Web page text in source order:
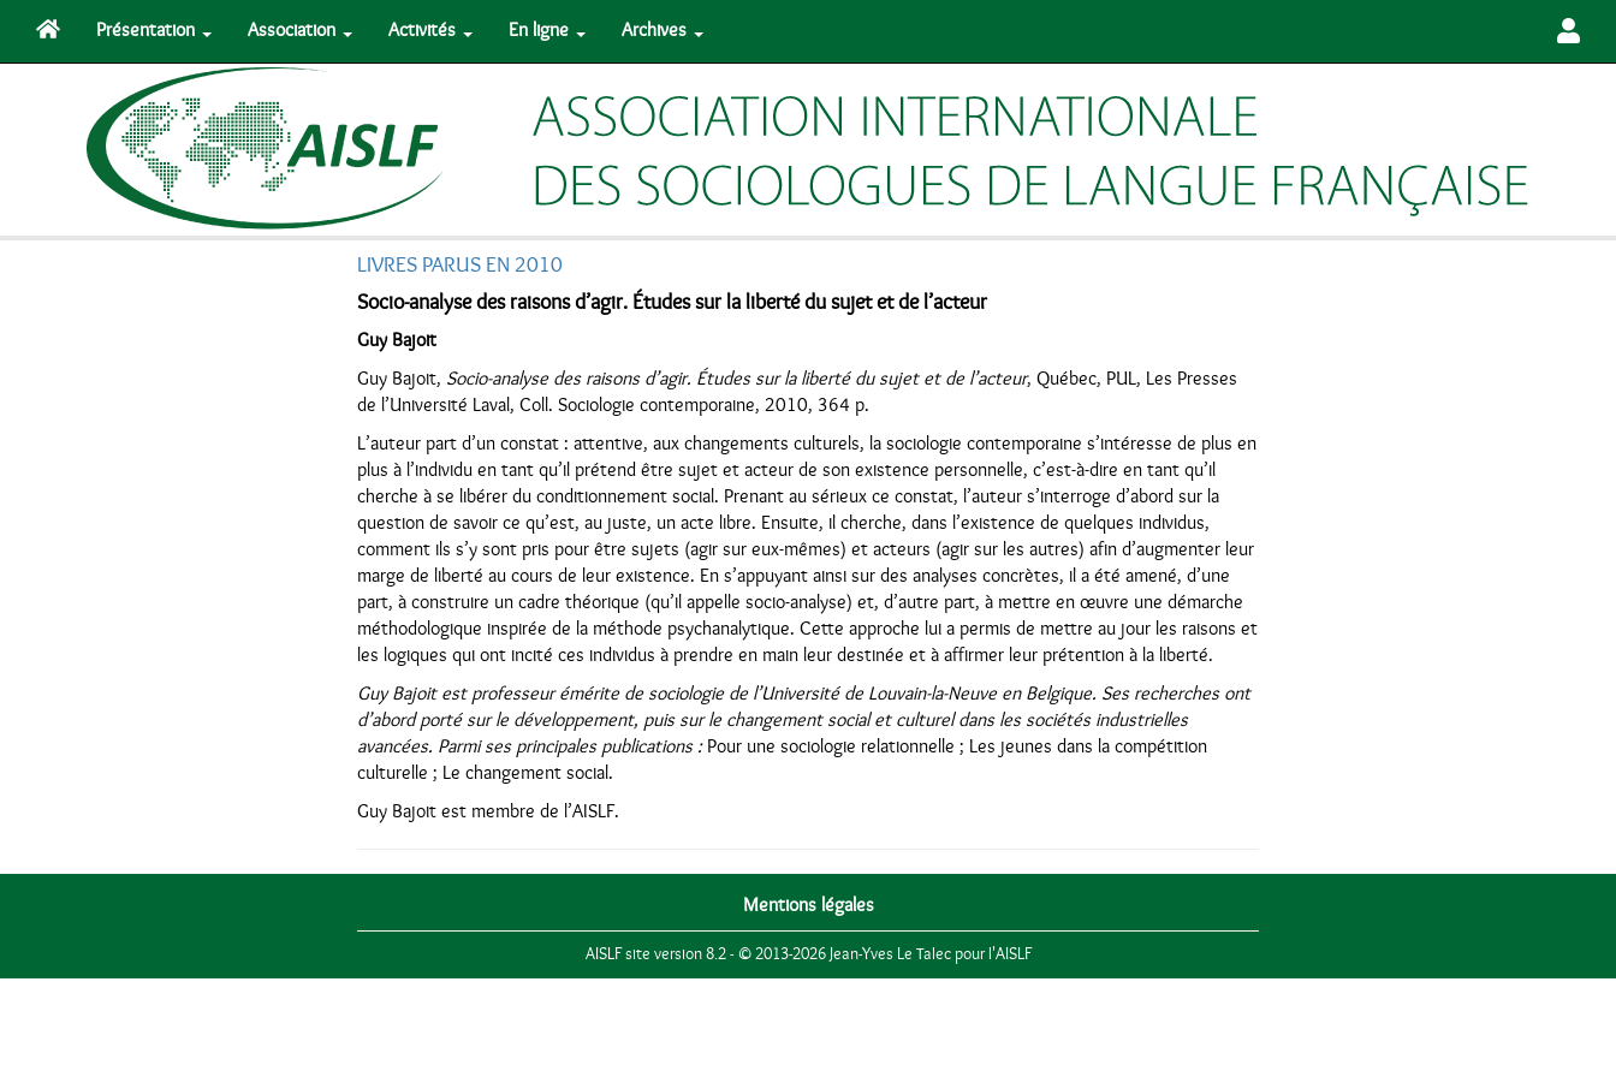
Présentation Association Activités En ligne Archives
LIVRES PARUS EN 2010
Socio-analyse des raisons d’agir. Études sur la liberté du sujet et de l’acteur
Guy Bajoit
Guy Bajoit, Socio-analyse des raisons d’agir. Études sur la liberté du sujet et de l’acteur, Québec, PUL, Les Presses
de l’Université Laval, Coll. Sociologie contemporaine, 2010, 364 p.
L’auteur part d’un constat : attentive, aux changements culturels, la sociologie contemporaine s’intéresse de plus en
plus à l’individu en tant qu’il prétend être sujet et acteur de son existence personnelle, c’est-à-dire en tant qu’il
cherche à se libérer du conditionnement social. Prenant au sérieux ce constat, l’auteur s’interroge d’abord sur la
question de savoir ce qu’est, au juste, un acte libre. Ensuite, il cherche, dans l’existence de quelques individus,
comment ils s’y sont pris pour être sujets (agir sur eux-mêmes) et acteurs (agir sur les autres) afin d’augmenter leur
marge de liberté au cours de leur existence. En s’appuyant ainsi sur des analyses concrètes, il a été amené, d’une
part, à construire un cadre théorique (qu’il appelle socio-analyse) et, d’autre part, à mettre en œuvre une démarche
méthodologique inspirée de la méthode psychanalytique. Cette approche lui a permis de mettre au jour les raisons et
les logiques qui ont incité ces individus à prendre en main leur destinée et à affirmer leur prétention à la liberté.
Guy Bajoit est professeur émérite de sociologie de l’Université de Louvain-la-Neuve en Belgique. Ses recherches ont
d’abord porté sur le développement, puis sur le changement social et culturel dans les sociétés industrielles
avancées. Parmi ses principales publications :Pour une sociologie relationnelle ; Les jeunes dans la compétition
culturelle ; Le changement social.
Guy Bajoit est membre de l’AISLF.
Mentions légales
AISLF site version 8.2 - © 2013-2026 Jean-Yves Le Talec pour l'AISLF